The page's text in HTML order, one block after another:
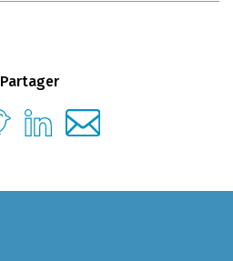
Partager